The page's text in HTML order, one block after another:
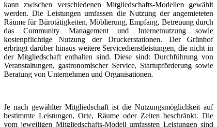
kann zwischen verschiedenen Mitgliedschafts-Modellen gewählt
werden. Die Leistungen umfassen die Nutzung der angemieteten
Räume für Bürotätigkeiten, Möblierung, Empfang, Betreuung durch
das Community Management und Internetnutzung sowie
kostenpflichtige Nutzung der Druckerstationen. Der Grünhof
erbringt darüber hinaus weitere Servicedienstleistungen, die nicht in
der Mitgliedschaft enthalten sind. Diese sind: Durchführung von
Veranstaltungen, gastronomischer Service, Startupförderung sowie
Beratung von Unternehmen und Organisationen.
Je nach gewählter Mitgliedschaft ist die Nutzungsmöglichkeit auf
bestimmte Leistungen, Orte, Räume oder Zeiten beschränkt. Die
vom jeweiligen Mitgliedschafts-Modell umfassten Leistungen sind